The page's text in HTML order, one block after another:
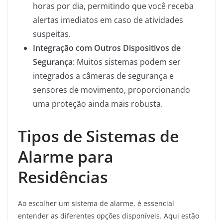
horas por dia, permitindo que você receba
alertas imediatos em caso de atividades
suspeitas.
Integração com Outros Dispositivos de
Segurança: Muitos sistemas podem ser
integrados a câmeras de segurança e
sensores de movimento, proporcionando
uma proteção ainda mais robusta.
Tipos de Sistemas de
Alarme para
Residências
Ao escolher um sistema de alarme, é essencial
entender as diferentes opções disponíveis. Aqui estão